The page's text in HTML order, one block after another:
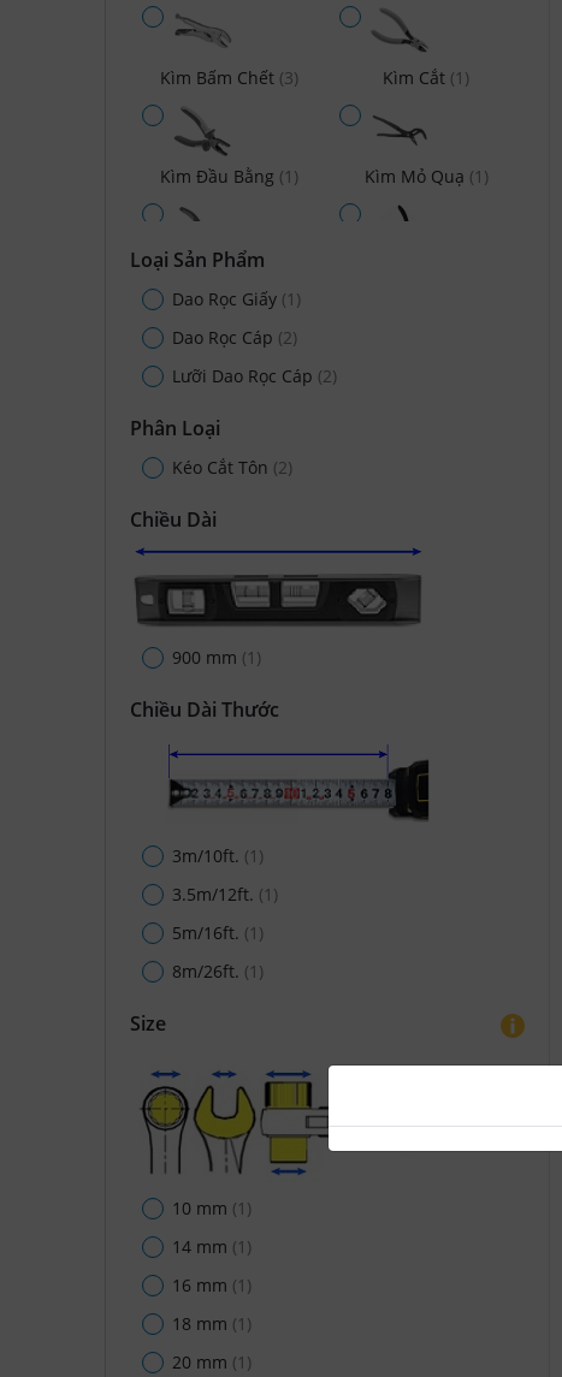
Kìm Bấm Chết (3) Kìm Cắt (1)
Kìm Đầu Bằng (1) Kìm Mỏ Quạ (1)
Kìm Mũi Nhọn
Kìm Rút Đinh Tán
Loại Sản Phẩm
Dao Rọc Giấy (1)
Dao Rọc Cáp (2)
Lưỡi Dao Rọc Cáp (2)
Phân Loại
Kéo Cắt Tôn (2)
Chiều Dài
900 mm (1)
Chiều Dài Thước
3m/10ft. (1)
3.5m/12ft. (1)
5m/16ft. (1)
8m/26ft. (1)
Size
10 mm (1)
14 mm (1)
16 mm (1)
18 mm (1)
20 mm (1)